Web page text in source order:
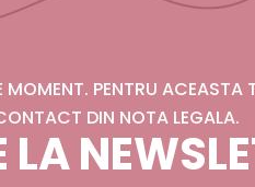
PENTRU ACEASTA
DIN NOTA LEGALA.